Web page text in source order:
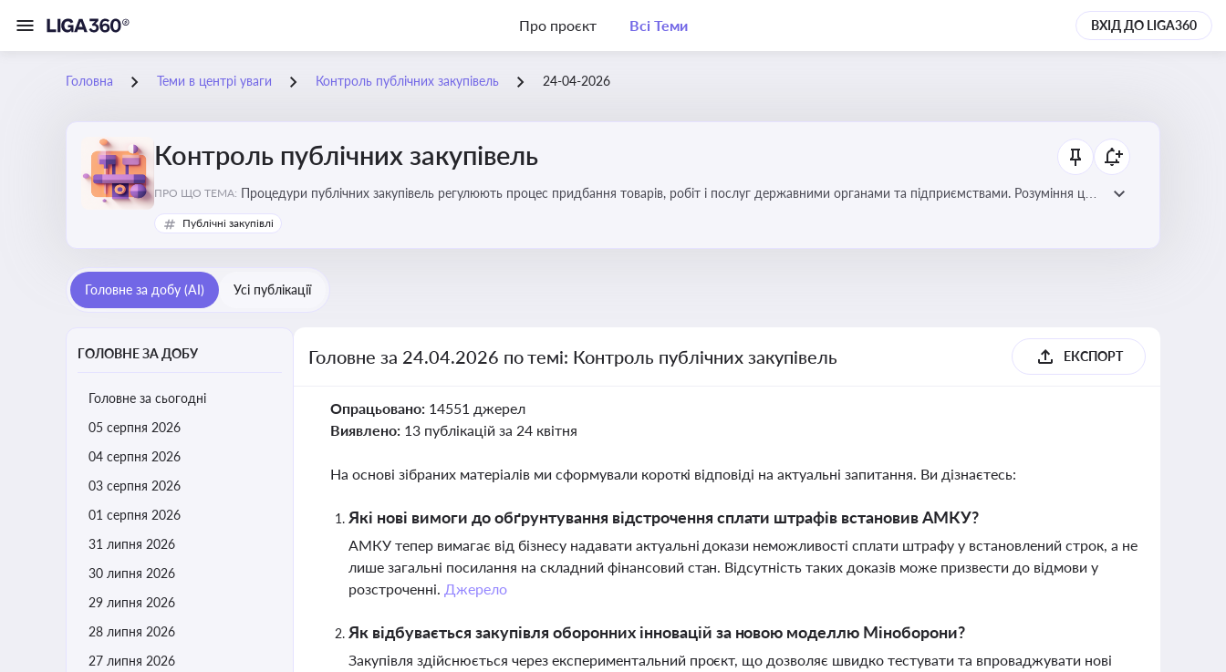
Про проєкт Всі Теми ВХІД ДО LIGA360
Головна Теми в центрі уваги Контроль публічних закупівель 24-04-2026
Контроль публічних закупівель
ПРО ЩО ТЕМА: Процедури публічних закупівель регулюють процес придбання товарів, робіт і послуг державними органами та підприємствами. Розуміння цих
процедур дозволяє бізнесу брати участь у тендерах, а юристам і бухгалтерам — забезпечити відповідність законодавству
Публічні закупівлі
Головне за добу (AI) Усі публікації
ГОЛОВНЕ ЗА ДОБУ
Головне за сьогодні
05 серпня 2026
04 серпня 2026
03 серпня 2026
01 серпня 2026
31 липня 2026
30 липня 2026
29 липня 2026
28 липня 2026
27 липня 2026
Головне за 24.04.2026 по темі: Контроль публічних закупівель ЕКСПОРТ
Опрацьовано: 14551 джерел
Виявлено: 13 публікацій за 24 квітня
На основі зібраних матеріалів ми сформували короткі відповіді на актуальні запитання. Ви дізнаєтесь:
Які нові вимоги до обґрунтування відстрочення сплати штрафів встановив АМКУ?
АМКУ тепер вимагає від бізнесу надавати актуальні докази неможливості сплати штрафу у встановлений строк, а не
лише загальні посилання на складний фінансовий стан. Відсутність таких доказів може призвести до відмови у
розстроченні. Джерело
Як відбувається закупівля оборонних інновацій за новою моделлю Міноборони?
Закупівля здійснюється через експериментальний проєкт, що дозволяє швидко тестувати та впроваджувати нові